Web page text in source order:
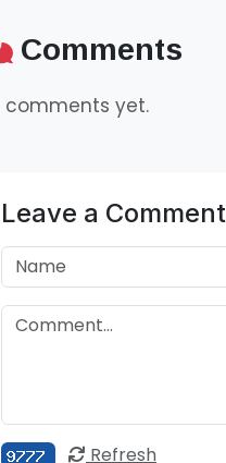
Comments
comments yet.
Leave a Comment
Refresh